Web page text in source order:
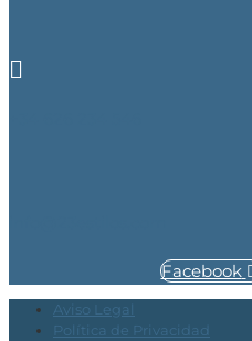
Facebook
Aviso Legal
Política de Privacidad